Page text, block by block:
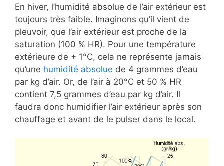
En hiver, l’humidité absolue de l’air extérieur est
toujours très faible. Imaginons qu’il vient de
pleuvoir, que l’air extérieur est proche de la
saturation (100 % HR). Pour une température
extérieure de + 1°C, cela ne représente jamais
qu’une humidité absolue de 4 grammes d’eau
par kg d’air. Or, de l’air à 20°C et 50 % HR
contient 7,5 grammes d’eau par kg d’air. Il
faudra donc humidifier l’air extérieur après son
chauffage et avant de le pulser dans le local.